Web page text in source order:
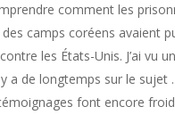
comment les
camps coréens avaient
les États-Unis. J’ai vu
a de longtemps sur le sujet
font encore